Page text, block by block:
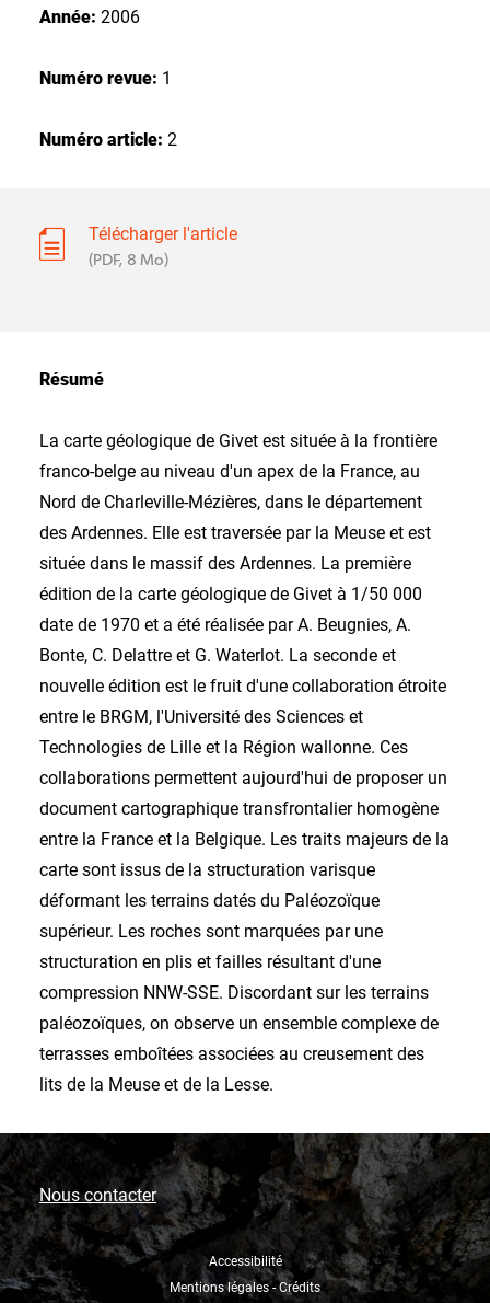
Année: 2006
Numéro revue: 1
Numéro article: 2
Télécharger l'article
(PDF, 8 Mo)
Résumé
La carte géologique de Givet est située à la frontière
franco-belge au niveau d'un apex de la France, au
Nord de Charleville-Mézières, dans le département
des Ardennes. Elle est traversée par la Meuse et est
située dans le massif des Ardennes. La première
édition de la carte géologique de Givet à 1/50 000
date de 1970 et a été réalisée par A. Beugnies, A.
Bonte, C. Delattre et G. Waterlot. La seconde et
nouvelle édition est le fruit d'une collaboration étroite
entre le BRGM, l'Université des Sciences et
Technologies de Lille et la Région wallonne. Ces
collaborations permettent aujourd'hui de proposer un
document cartographique transfrontalier homogène
entre la France et la Belgique. Les traits majeurs de la
carte sont issus de la structuration varisque
déformant les terrains datés du Paléozoïque
supérieur. Les roches sont marquées par une
structuration en plis et failles résultant d'une
compression NNW-SSE. Discordant sur les terrains
paléozoïques, on observe un ensemble complexe de
terrasses emboîtées associées au creusement des
lits de la Meuse et de la Lesse.
Nous contacter
Accessibilité
Mentions légales - Crédits